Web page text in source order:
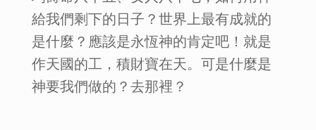
給我們剩下的日子？世界上最有成就的
是什麼？應該是永恆神的肯定吧！就是
作天國的工，積財寶在天。可是什麼是
神要我們做的？去那裡？